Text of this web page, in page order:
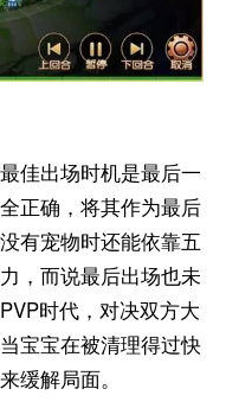
出场时机是最后一
正确，将其作为最后
有宠物时还能依靠五
，而说最后出场也未
时代，对决双方大
宝宝在被清理得过快
缓解局面。